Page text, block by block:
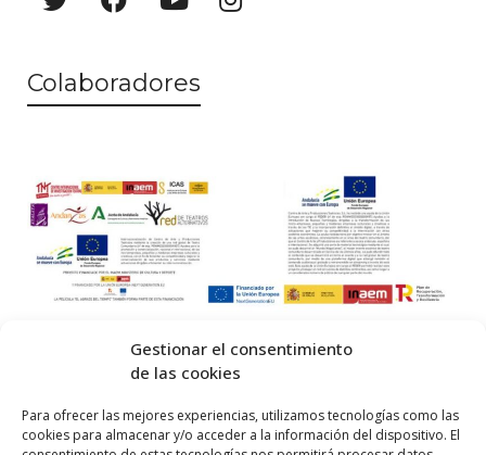
Gestionar el consentimiento
de las cookies
Para ofrecer las mejores experiencias, utilizamos tecnologías como las
cookies para almacenar y/o acceder a la información del dispositivo. El
Colaboradores
by QM.